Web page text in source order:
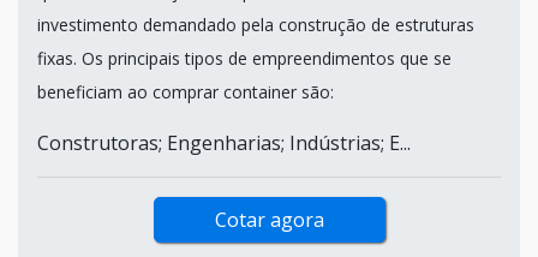
investimento demandado pela construção de estruturas
fixas. Os principais tipos de empreendimentos que se
beneficiam ao comprar container são:
Construtoras; Engenharias; Indústrias; E...
Cotar agora